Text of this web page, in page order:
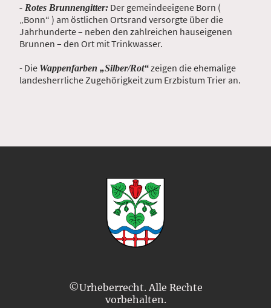
- Rotes Brunnengitter: Der gemeindeeigene Born (
„Bonn“ ) am östlichen Ortsrand versorgte über die
Jahrhunderte – neben den zahlreichen hauseigenen
Brunnen – den Ort mit Trinkwasser.
- Die Wappenfarben „Silber/Rot“zeigen die ehemalige
landesherrliche Zugehörigkeit zum Erzbistum Trier an.
©Urheberrecht. Alle Rechte
vorbehalten.